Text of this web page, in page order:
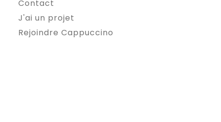
Contact
J'ai un projet
Rejoindre Cappuccino